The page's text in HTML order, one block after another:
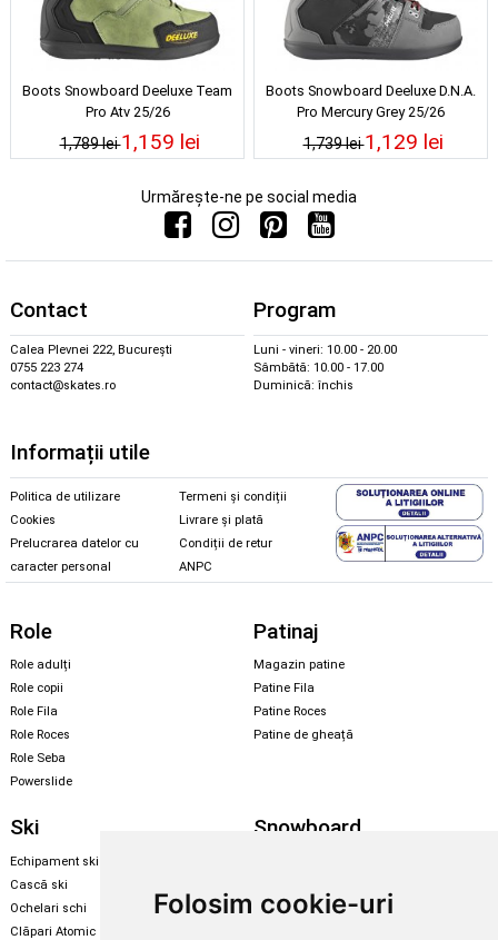
Folosim cookie-uri
Boots Snowboard Deeluxe Team
Pro Atv 25/26
1,789 lei1,159 lei
Boots Snowboard Deeluxe D.N.A.
Pro Mercury Grey 25/26
1,739 lei1,129 lei
Urmărește-ne pe social media
Contact
Calea Plevnei 222, București
0755 223 274
contact@skates.ro
Program
Luni - vineri: 10.00 - 20.00
Sâmbătă: 10.00 - 17.00
Duminică: închis
Informații utile
Politica de utilizare
Cookies
Prelucrarea datelor cu
caracter personal
Termeni și condiții
Livrare și plată
Condiții de retur
ANPC
Role
Role adulți
Role copii
Role Fila
Role Roces
Role Seba
Powerslide
Patinaj
Magazin patine
Patine Fila
Patine Roces
Patine de gheață
Ski
Echipament ski
Cască ski
Ochelari schi
Clăpari Atomic
Snowboard
Legături Rome SDS